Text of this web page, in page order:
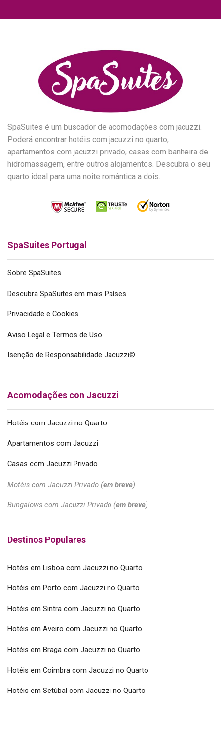
SpaSuites é um buscador de acomodações com jacuzzi.
Poderá encontrar hotéis com jacuzzi no quarto,
apartamentos com jacuzzi privado, casas com banheira de
hidromassagem, entre outros alojamentos. Descubra o seu
quarto ideal para uma noite romântica a dois.
SpaSuites Portugal
Sobre SpaSuites
Descubra SpaSuites em mais Países
Privacidade e Cookies
Aviso Legal e Termos de Uso
Isenção de Responsabilidade Jacuzzi©
Acomodações con Jacuzzi
Hotéis com Jacuzzi no Quarto
Apartamentos com Jacuzzi
Casas com Jacuzzi Privado
Motéis com Jacuzzi Privado (em breve)
Bungalows com Jacuzzi Privado (em breve)
Destinos Populares
Hotéis em Lisboa com Jacuzzi no Quarto
Hotéis em Porto com Jacuzzi no Quarto
Hotéis em Sintra com Jacuzzi no Quarto
Hotéis em Aveiro com Jacuzzi no Quarto
Hotéis em Braga com Jacuzzi no Quarto
Hotéis em Coimbra com Jacuzzi no Quarto
Hotéis em Setúbal com Jacuzzi no Quarto